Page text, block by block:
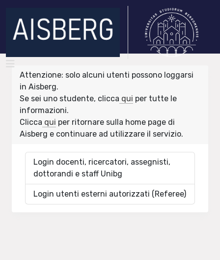
Attenzione: solo alcuni utenti possono loggarsi
in Aisberg.
Se sei uno studente, clicca qui per tutte le
informazioni.
Clicca qui per ritornare sulla home page di
Aisberg e continuare ad utilizzare il servizio.
Login docenti, ricercatori, assegnisti,
dottorandi e staff Unibg
Login utenti esterni autorizzati (Referee)